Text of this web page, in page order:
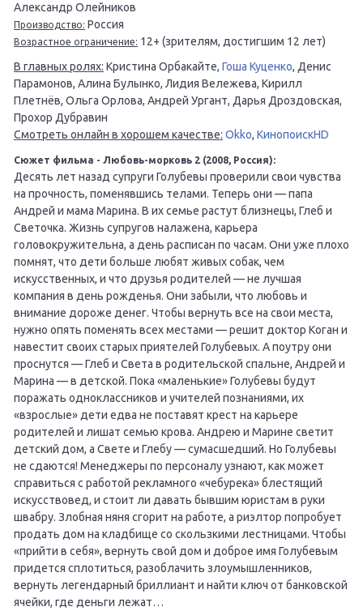
Александр Олейников
Производство: Россия
Возрастное ограничение: 12+ (зрителям, достигшим 12 лет)
В главных ролях: Кристина Орбакайте, Гоша Куценко, Денис
Парамонов, Алина Булынко, Лидия Вележева, Кирилл
Плетнёв, Ольга Орлова, Андрей Ургант, Дарья Дроздовская,
Прохор Дубравин
Смотреть онлайн в хорошем качестве: Okko, КинопоискHD
Сюжет фильма - Любовь-морковь 2 (2008, Россия):
Десять лет назад супруги Голубевы проверили свои чувства
на прочность, поменявшись телами. Теперь они — папа
Андрей и мама Марина. В их семье растут близнецы, Глеб и
Светочка. Жизнь супругов налажена, карьера
головокружительна, а день расписан по часам. Они уже плохо
помнят, что дети больше любят живых собак, чем
искусственных, и что друзья родителей — не лучшая
компания в день рожденья. Они забыли, что любовь и
внимание дороже денег. Чтобы вернуть все на свои места,
нужно опять поменять всех местами — решит доктор Коган и
навестит своих старых приятелей Голубевых. А поутру они
проснутся — Глеб и Света в родительской спальне, Андрей и
Марина — в детской. Пока «маленькие» Голубевы будут
поражать одноклассников и учителей познаниями, их
«взрослые» дети едва не поставят крест на карьере
родителей и лишат семью крова. Андрею и Марине светит
детский дом, а Свете и Глебу — сумасшедший. Но Голубевы
не сдаются! Менеджеры по персоналу узнают, как может
справиться с работой рекламного «чебурека» блестящий
искусствовед, и стоит ли давать бывшим юристам в руки
швабру. Злобная няня сгорит на работе, а риэлтор попробует
продать дом на кладбище со скользкими лестницами. Чтобы
«прийти в себя», вернуть свой дом и доброе имя Голубевым
придется сплотиться, разоблачить злоумышленников,
вернуть легендарный бриллиант и найти ключ от банковской
ячейки, где деньги лежат…